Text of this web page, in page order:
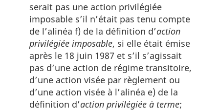
serait pas une action privilégiée
imposable s’il n’était pas tenu compte
de l’alinéa f) de la définition d’action
privilégiée imposable, si elle était émise
après le 18 juin 1987 et s’il s’agissait
pas d’une action de régime transitoire,
d’une action visée par règlement ou
d’une action visée à l’alinéa e) de la
définition d’action privilégiée à terme;